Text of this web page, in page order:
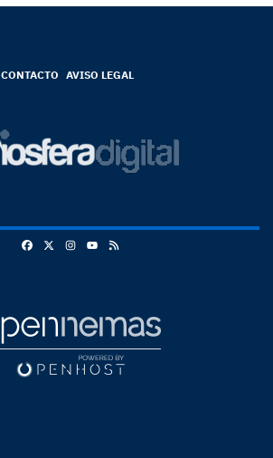
CONTACTO AVISO LEGAL
FacebookInstagram